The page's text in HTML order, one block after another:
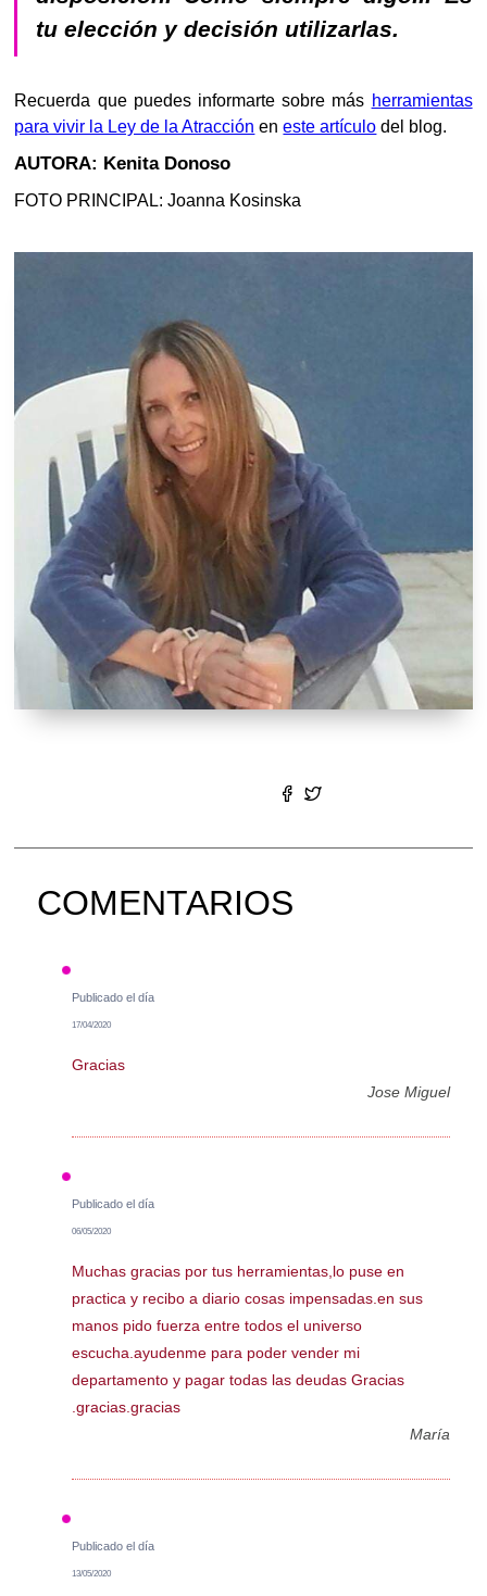
tu elección y decisión utilizarlas.
Recuerda que puedes informarte sobre más herramientas
para vivir la Ley de la Atracción eneste artículo del blog.
AUTORA: Kenita Donoso
FOTO PRINCIPAL: Joanna Kosinska
COMENTARIOS
Publicado el día
17/04/2020
Gracias
Jose Miguel
Publicado el día
06/05/2020
Muchas gracias por tus herramientas,lo puse en
practica y recibo a diario cosas impensadas.en sus
manos pido fuerza entre todos el universo
escucha.ayudenme para poder vender mi
departamento y pagar todas las deudas Gracias
.gracias.gracias
María
Publicado el día
13/05/2020